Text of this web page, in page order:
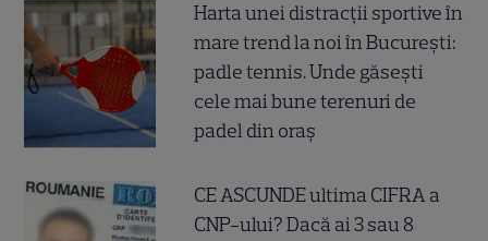
Harta unei distracții sportive în
mare trend la noi în București:
padle tennis. Unde găsești
cele mai bune terenuri de
padel din oraș
CE ASCUNDE ultima CIFRA a
CNP-ului? Dacă ai 3 sau 8